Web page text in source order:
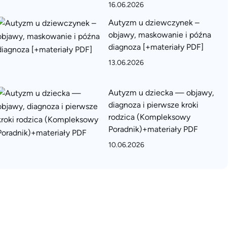
16.06.2026
Autyzm u dziewczynek –
objawy, maskowanie i późna
diagnoza [+materiały PDF]
13.06.2026
Autyzm u dziecka — objawy,
diagnoza i pierwsze kroki
rodzica (Kompleksowy
Poradnik)+materiały PDF
10.06.2026